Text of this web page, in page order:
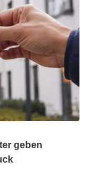
geben